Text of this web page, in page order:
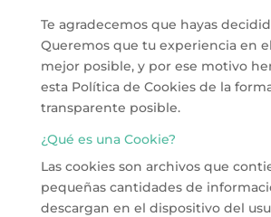
Te agradecemos que hayas
Queremos que tu experiencia en
mejor posible, y por ese motivo
esta Política de Cookies de la
transparente posible.
¿Qué es una Cookie?
Las cookies son archivos que
pequeñas cantidades de
descargan en el dispositivo del